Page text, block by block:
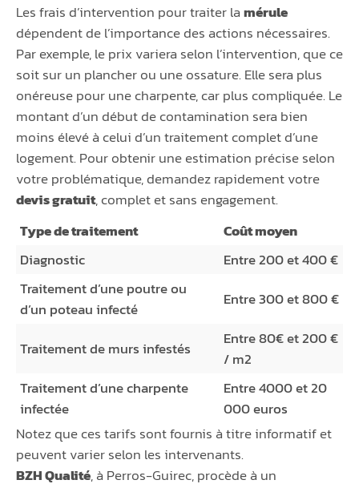
Les frais d’intervention pour traiter lamérule
dépendent de l’importance des actions nécessaires.
Par exemple, le prix variera selon l’intervention, que ce
soit sur un plancher ou une ossature. Elle sera plus
onéreuse pour une charpente, car plus compliquée. Le
montant d’un début de contamination sera bien
moins élevé à celui d’un traitement complet d’une
logement. Pour obtenir une estimation précise selon
votre problématique, demandez rapidement votre
devis gratuit, complet et sans engagement.
Type de traitement
Coût moyen
Diagnostic
Entre 200 et 400 €
Traitement d’une poutre ou
d’un poteau infecté
Entre 300 et 800 €
Traitement de murs infestés
Entre 80€ et 200 €
/ m2
Traitement d’une charpente
infectée
Entre 4000 et 20
000 euros
Notez que ces tarifs sont fournis à titre informatif et
peuvent varier selon les intervenants.
BZH Qualité, à Perros-Guirec, procède à un